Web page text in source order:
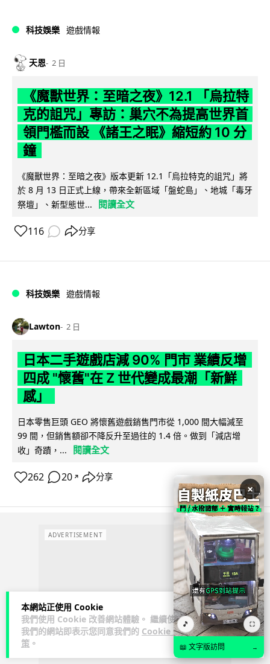
本網站正使用 Cookie
我們使用 Cookie 改善網站體驗。 繼續使用
我們的網站即表示您同意我們的 Cookie 政
策 。
科技娛樂 遊戲情報
天恩 2 日
《魔獸世界：至暗之夜》12.1 「烏拉特
克的詛咒」專訪：巢穴不為提高世界首
領門檻而設 《諸王之眠》縮短約 10 分
鐘
《魔獸世界：至暗之夜》版本更新 12.1「烏拉特克的詛咒」將
於 8 月 13 日正式上線，帶來全新區域「盤蛇島」、地城「毒牙
祭壇」、新型態世...
閱讀全文
116 分享
科技娛樂 遊戲情報
Lawton 2 日
日本二手遊戲店減 90% 門市 業績反增
四成 "懷舊"在 Z 世代變成最潮「新鮮
感」
日本零售巨頭 GEO 將懷舊遊戲銷售門市從 1,000 間大幅減至
99 間，但銷售額卻不降反升至過往的 1.4 倍。做到「減店增
收」奇蹟，...
閱讀全文
262 20 ↗ 分享
ADVERTISEMENT
×
🎵 ⛶
📖 文字版訪問 →